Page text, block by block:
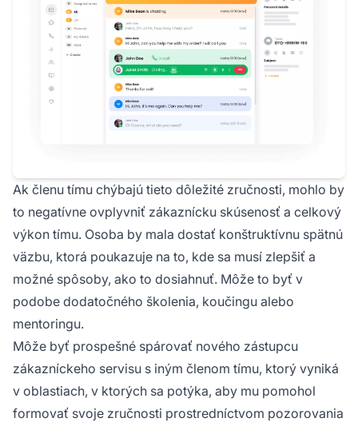
Ak členu tímu chýbajú tieto dôležité zručnosti, mohlo by
to negatívne ovplyvniť zákaznícku skúsenosť a celkový
výkon tímu. Osoba by mala dostať konštruktívnu spätnú
väzbu, ktorá poukazuje na to, kde sa musí zlepšiť a
možné spôsoby, ako to dosiahnuť. Môže to byť v
podobe dodatočného školenia, koučingu alebo
mentoringu.
Môže byť prospešné spárovať nového zástupcu
zákazníckeho servisu s iným členom tímu, ktorý vyniká
v oblastiach, v ktorých sa potýka, aby mu pomohol
formovať svoje zručnosti prostredníctvom pozorovania